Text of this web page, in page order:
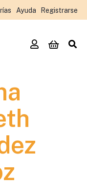
Ayuda Registrarse